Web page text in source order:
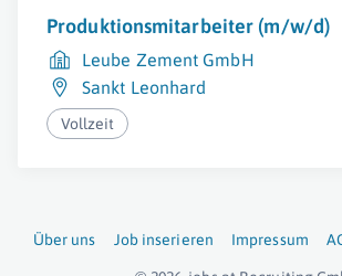
Produktionsmitarbeiter (m/w/d)
Leube Zement GmbH
Sankt Leonhard
Vollzeit
Über uns Job inserieren Impressum